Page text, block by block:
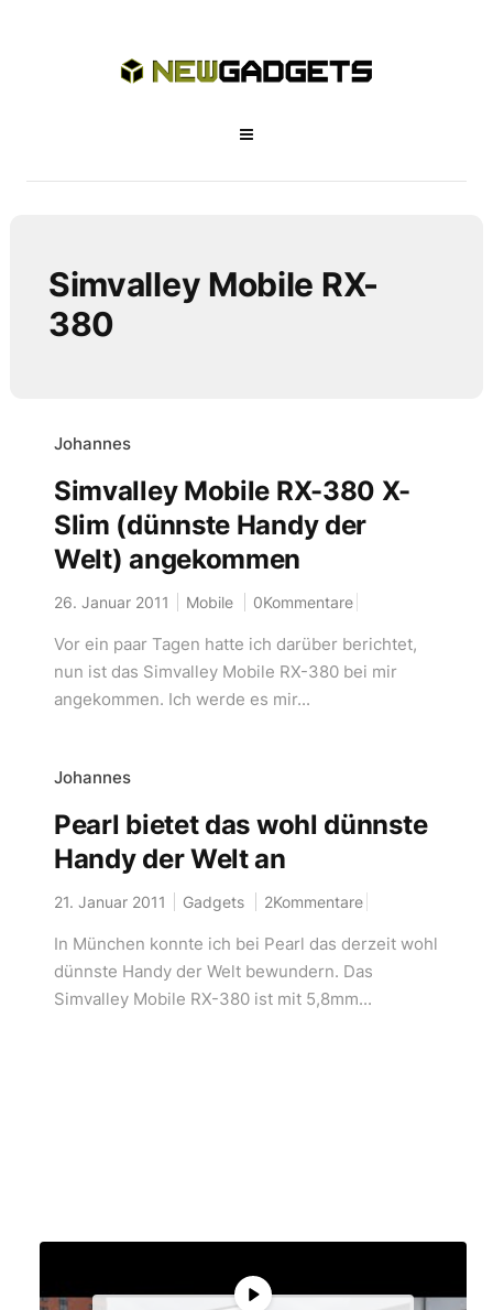
Simvalley Mobile RX-
380
Johannes
Simvalley Mobile RX-380 X-
Slim (dünnste Handy der
Welt) angekommen
26. Januar 2011 Mobile 0Kommentare
Vor ein paar Tagen hatte ich darüber berichtet,
nun ist das Simvalley Mobile RX-380 bei mir
angekommen. Ich werde es mir...
Johannes
Pearl bietet das wohl dünnste
Handy der Welt an
21. Januar 2011 Gadgets 2Kommentare
In München konnte ich bei Pearl das derzeit wohl
dünnste Handy der Welt bewundern. Das
Simvalley Mobile RX-380 ist mit 5,8mm...